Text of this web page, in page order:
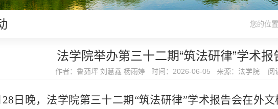
您的位
法学院举办第三十二期“筑法研律”学术报
作者：鲁茹坪 刘慧鑫 杨雨婷 时间：2026-06-05 来源：法学院 阅
28日晚，法学院第三十二期“筑法研律”学术报告会在外